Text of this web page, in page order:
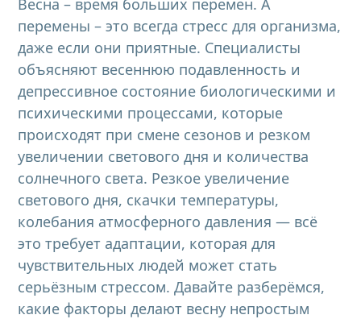
Весна – время больших перемен. А
перемены – это всегда стресс для организма,
даже если они приятные. Специалисты
объясняют весеннюю подавленность и
депрессивное состояние биологическими и
психическими процессами, которые
происходят при смене сезонов и резком
увеличении светового дня и количества
солнечного света. Резкое увеличение
светового дня, скачки температуры,
колебания атмосферного давления — всё
это требует адаптации, которая для
чувствительных людей может стать
серьёзным стрессом. Давайте разберёмся,
какие факторы делают весну непростым